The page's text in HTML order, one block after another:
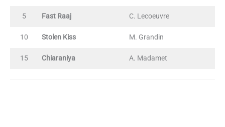
5 Fast Raaj C. Lecoeuvre
10 Stolen Kiss M. Grandin
15 Chiaraniya A. Madamet